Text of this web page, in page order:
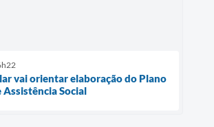
vai orientar elaboração do Plano
Social